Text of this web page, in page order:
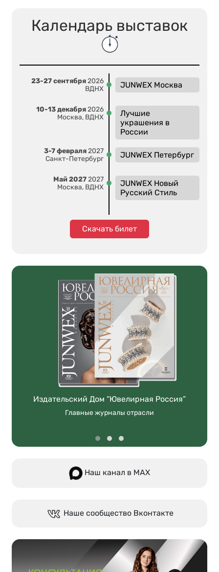
Календарь выставок
23-27 сентября2026
ВДНХ
JUNWEX Москва
10-13 декабря2026
Москва, ВДНХ
Лучшие
украшения в
России
3-7 февраля2027
Санкт-Петербург
JUNWEX Петербург
Май 20272027
Москва, ВДНХ
JUNWEX Новый
Русский Стиль
Скачать билет
Издательский Дом “Ювелирная Россия”
Главные журналы отрасли
Наш канал в МАХ
Наше сообщество Вконтакте